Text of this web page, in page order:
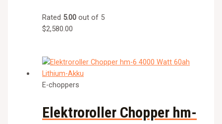
Rated 5.00 out of 5
$2,580.00
E-choppers
Elektroroller Chopper hm-